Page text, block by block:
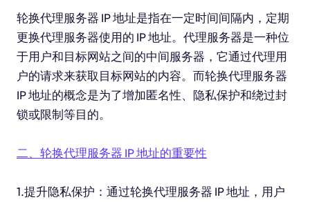
轮换代理服务器 IP 地址是指在一定时间间隔内，定期
更换代理服务器使用的 IP 地址。代理服务器是一种位
于用户和目标网站之间的中间服务器，它通过代理用
户的请求来获取目标网站的内容。而轮换代理服务器
IP 地址的概念是为了增加匿名性、隐私保护和绕过封
锁或限制等目的。
二、轮换代理服务器 IP 地址的重要性
1.提升隐私保护：通过轮换代理服务器 IP 地址，用户